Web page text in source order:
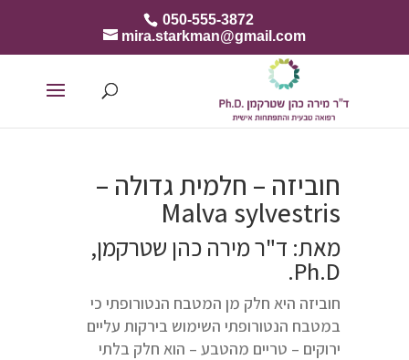
050-555-3872
mira.starkman@gmail.com
חוביזה – חלמית גדולה –
Malva sylvestris
מאת: ד"ר מירה כהן שטרקמן,
Ph.D.
חוביזה היא חלק מן המטבח הנטורופתי כי
במטבח הנטורופתי השימוש בירקות עליים
ירוקים – טריים מהטבע – הוא חלק בלתי